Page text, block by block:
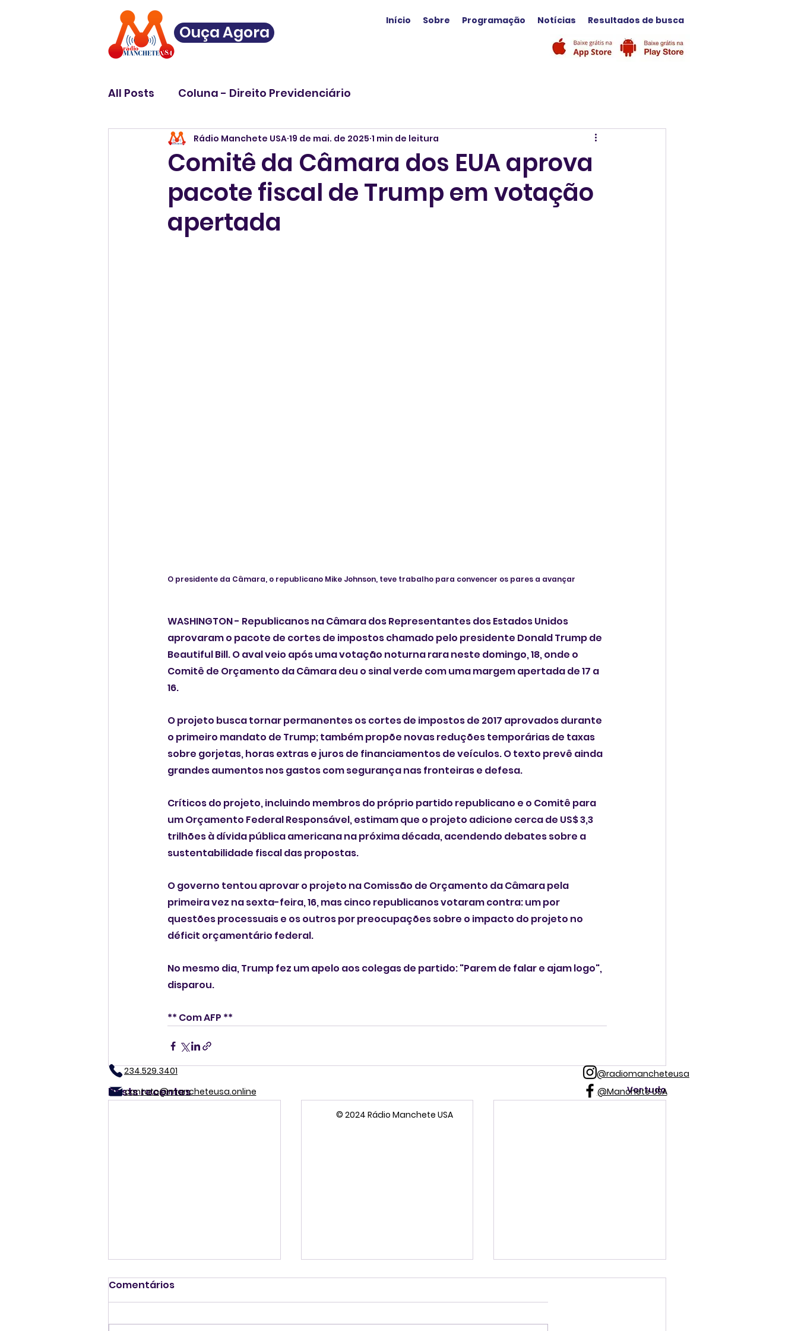
Ouça Agora
Início Sobre Programação Notícias Resultados de busca
All Posts Coluna - Direito Previdenciário
Comitê da Câmara dos EUA aprova
pacote fiscal de Trump em votação
apertada
Rádio Manchete USA 19 de mai. de 2025 1 min de leitura
O presidente da Câmara, o republicano Mike Johnson, teve trabalho para convencer os pares a avançar
WASHINGTON - Republicanos na Câmara dos Representantes dos Estados Unidos
aprovaram o pacote de cortes de impostos chamado pelo presidente Donald Trump de
Beautiful Bill. O aval veio após uma votação noturna rara neste domingo, 18, onde o
Comitê de Orçamento da Câmara deu o sinal verde com uma margem apertada de 17 a
16.
O projeto busca tornar permanentes os cortes de impostos de 2017 aprovados durante
o primeiro mandato de Trump; também propõe novas reduções temporárias de taxas
sobre gorjetas, horas extras e juros de financiamentos de veículos. O texto prevê ainda
grandes aumentos nos gastos com segurança nas fronteiras e defesa.
Críticos do projeto, incluindo membros do próprio partido republicano e o Comitê para
um Orçamento Federal Responsável, estimam que o projeto adicione cerca de US$ 3,3
trilhões à dívida pública americana na próxima década, acendendo debates sobre a
sustentabilidade fiscal das propostas.
O governo tentou aprovar o projeto na Comissão de Orçamento da Câmara pela
primeira vez na sexta-feira, 16, mas cinco republicanos votaram contra: um por
questões processuais e os outros por preocupações sobre o impacto do projeto no
déficit orçamentário federal.
No mesmo dia, Trump fez um apelo aos colegas de partido: "Parem de falar e ajam logo",
disparou.
** Com AFP **
Posts recentes Ver tudo
Comentários
234.529.3401
contato@mancheteusa.online
@radiomancheteusa
@Manchete USA
© 2024 Rádio Manchete USA